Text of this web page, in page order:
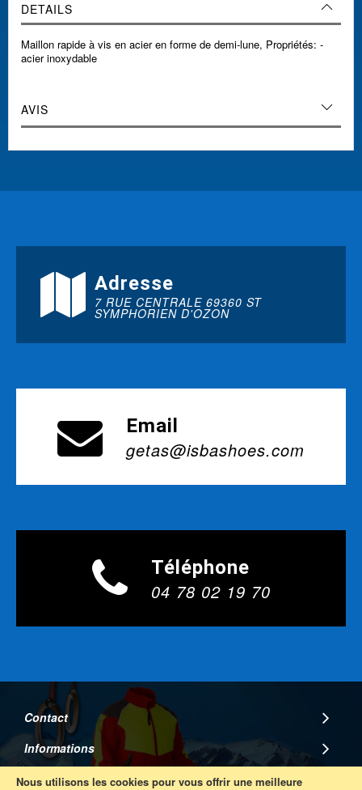
Nous utilisons les cookies pour vous offrir une meilleure
DETAILS
Maillon rapide à vis en acier en forme de demi-lune, Propriétés: -
acier inoxydable
AVIS
Adresse
7 RUE CENTRALE 69360 ST
SYMPHORIEN D'OZON
Email
getas@isbashoes.com
Téléphone
04 78 02 19 70
Contact
Informations
A Propos